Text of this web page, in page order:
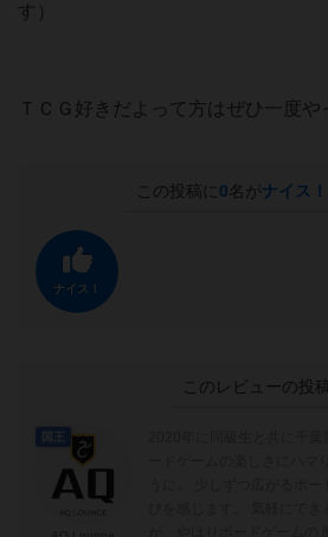
す）
ＴＣＧ好きだよって方はぜひ一度や
この投稿に 0名がナイス！
ナイス！
このレビューの投
国王